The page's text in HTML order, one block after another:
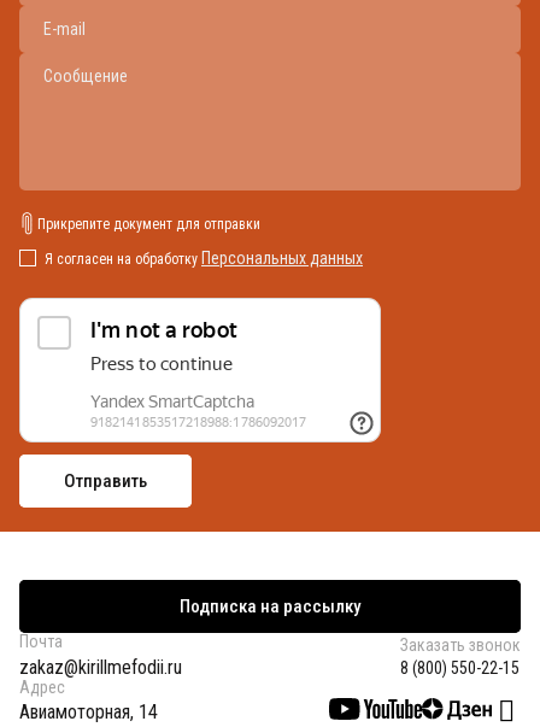
Прикрепите документ для отправки
Я согласен на обработку Персональных данных
Подписка на рассылку
Почта
zakaz@kirillmefodii.ru
Заказать звонок
8 (800) 550-22-15
Адрес
Авиамоторная, 14